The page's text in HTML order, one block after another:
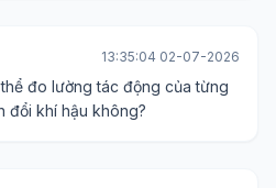
13:35:04 02-07-2026
đo lường tác động của từng
đổi khí hậu không?